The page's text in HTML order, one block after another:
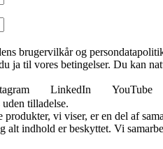
brugervilkår og
ja til vores betingelser. Du kan
LinkedIn YouTube
tilladelse.
vi viser, er en del af
alt indhold er beskyttet. Vi